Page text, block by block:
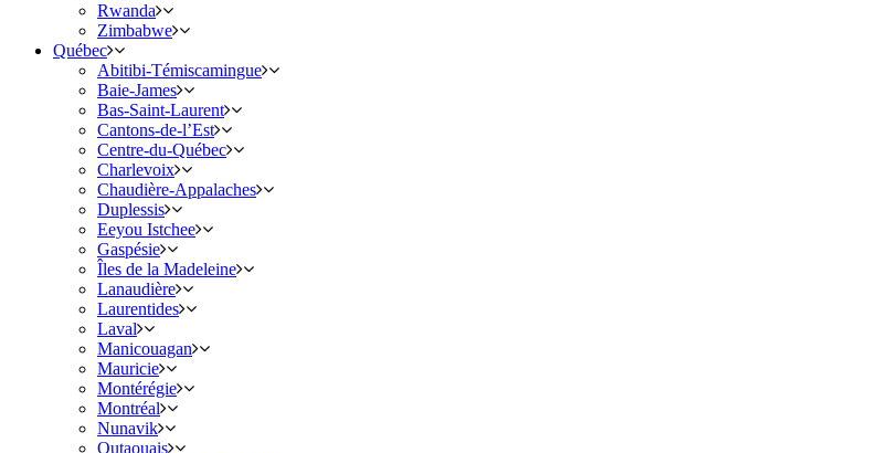
Rwanda
Zimbabwe
Québec
Abitibi-Témiscamingue
Baie-James
Bas-Saint-Laurent
Cantons-de-l’Est
Centre-du-Québec
Charlevoix
Chaudière-Appalaches
Duplessis
Eeyou Istchee
Gaspésie
Îles de la Madeleine
Lanaudière
Laurentides
Laval
Manicouagan
Mauricie
Montérégie
Montréal
Nunavik
Outaouais